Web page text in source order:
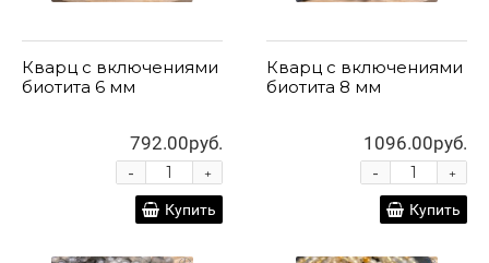
Кварц с включениями
биотита 6 мм
792.00руб.
+
-
Купить
Кварц с включениями
биотита 8 мм
1096.00руб.
+
-
Купить